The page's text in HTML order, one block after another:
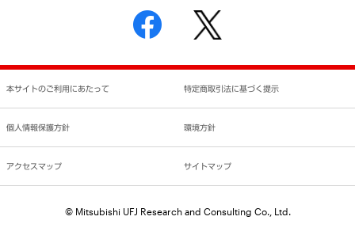
反社会的勢力に対する基本方針
書面による個人情報の開示等の請求の手続きについて
本サイトのご利用にあたって 特定商取引法に基づく提示
個人情報保護方針 環境方針
アクセスマップ サイトマップ
© Mitsubishi UFJ Research and Consulting Co., Ltd.